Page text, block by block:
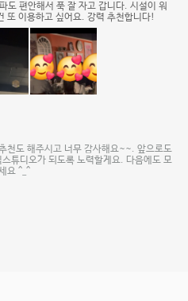
도 편안해서 푹 잘 자고 갑니다. 시설이 워
또 이용하고 싶어요. 강력 추천합니다!
천도 해주시고 너무 감사해요~~. 앞으로도
튜디오가 되도록 노력할게요. 다음에도 모
요 ^_^